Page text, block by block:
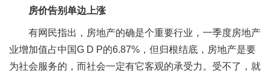
房价告别单边上涨
有网民指出，房地产的确是个重要行业，一季度房地产
业增加值占中国G D P的6.87%，但归根结底，房地产是要
为社会服务的，而社会一定有它客观的承受力。受不了，就